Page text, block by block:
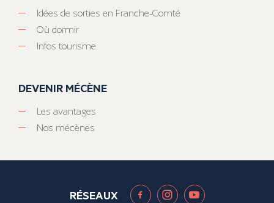
Idées de sorties en Franche-Comté
Où dormir
Infos tourisme
DEVENIR MÉCÈNE
Les avantages
Nos mécènes
RÉSEAUX